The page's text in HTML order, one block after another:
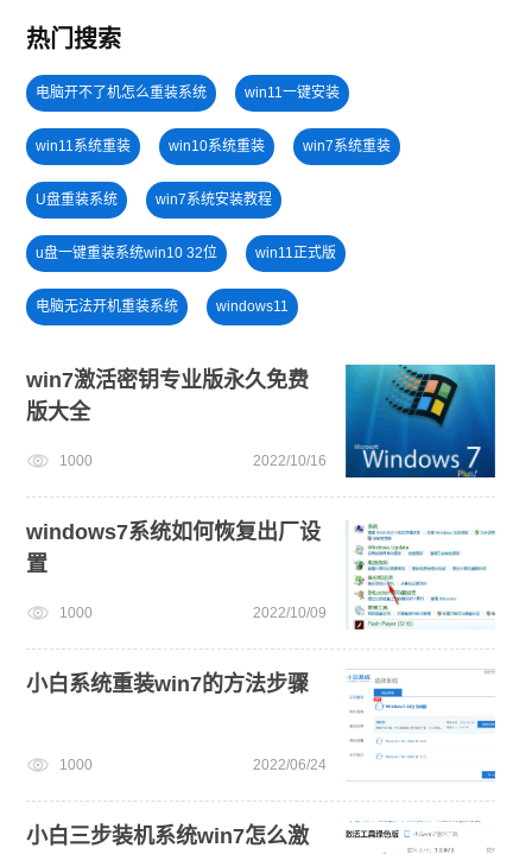
热门搜索
电脑开不了机怎么重装系统 win11一键安装
win11系统重装 win10系统重装 win7系统重装
U盘重装系统 win7系统安装教程
u盘一键重装系统win10 32位 win11正式版
电脑无法开机重装系统 windows11
戴尔一键重装系统教育版 一键重装系统备份win11系统
win11下载 新手如何重装电脑系统win7 电脑开不了机
U盘装win7系统 win11怎么退回win10
win7激活密钥专业版永久免费
版大全
1000 2022/10/16
windows7系统如何恢复出厂设
置
1000 2022/10/09
小白系统重装win7的方法步骤
1000 2022/06/24
小白三步装机系统win7怎么激